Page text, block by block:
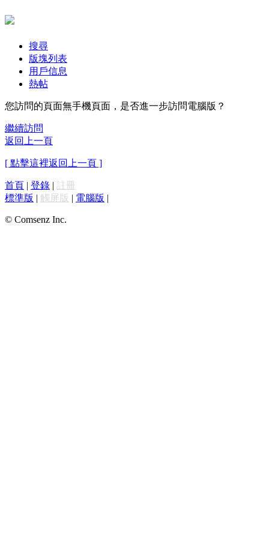
搜尋
版塊列表
用戶信息
熱帖
您訪問的頁面無手機頁面，是否進一步訪問電腦版？
繼續訪問
返回上一頁
[ 點擊這裡返回上一頁 ]
首頁 | 登錄 | 註冊
標準版 | 觸屏版 | 電腦版 |
© Comsenz Inc.